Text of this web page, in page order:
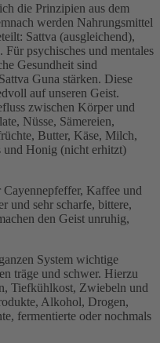
die Prinzipien aus dem
werden Nahrungsmittel
Sattva (ausgleichend),
Für psychisches und mentales
Gesundheit sind
Guna stärken. Diese
auf unseren Geist.
zwischen Körper und
Nüsse, Sämereien,
Butter, Käse, Milch,
und Honig (nicht erhitzt)
Kaffee und
und sehr scharfe, bittere,
den Geist unruhig,
System wichtige
träge und schwer. Hierzu
Tiefkühlkost, Zwiebeln und
Alkohol, Drogen,
fermentierte oder nochmals